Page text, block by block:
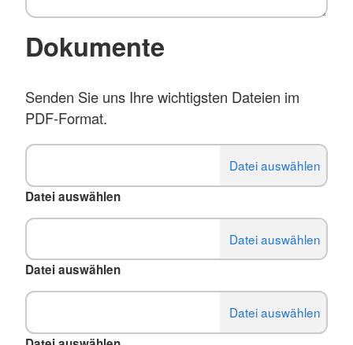
Dokumente
Senden Sie uns Ihre wichtigsten Dateien im
PDF-Format.
Datei auswählen
Datei auswählen